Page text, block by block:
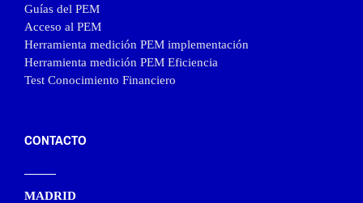
Guías del PEM
Acceso al PEM
Herramienta medición PEM implementación
Herramienta medición PEM Eficiencia
Test Conocimiento Financiero
CONTACTO
MADRID